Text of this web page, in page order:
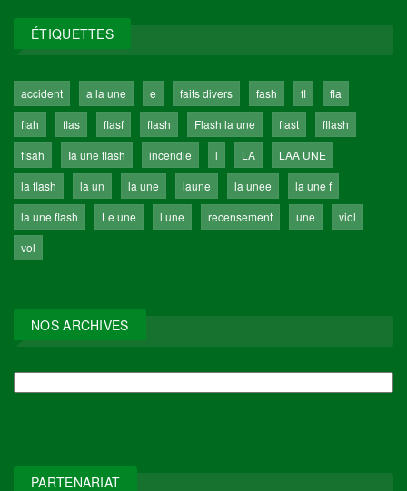
ÉTIQUETTES
accident a la une e faits divers fash fl
fla
flah
flas flasf flash Flash la une flast
fllash
flsah
Ia une flash incendie l LA
LAA UNE
la flash
la un la une laune la unee
la une f
la une flash
Le une l une recensement une
viol
vol
NOS ARCHIVES
PARTENARIAT